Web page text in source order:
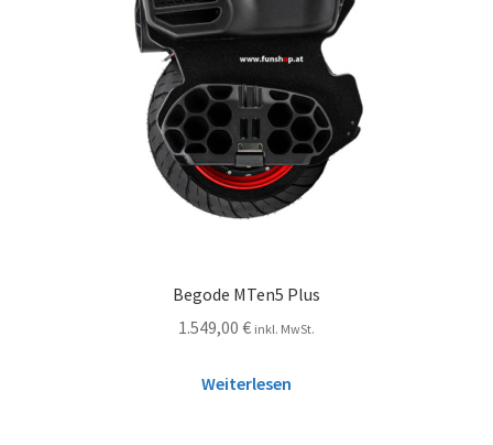
Begode MTen5 Plus
1.549,00 € inkl. MwSt.
Weiterlesen